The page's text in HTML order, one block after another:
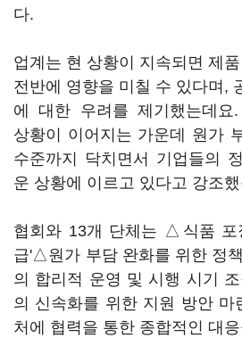
다.
업계는 현 상황이 지속되면 제
전반에 영향을 미칠 수 있다며,
에 대한 우려를 제기했는데요.
상황이 이어지는 가운데 원가
수준까지 닥치면서 기업들의
운 상황에 이르고 있다고 강조
협회와 13개 단체는 △식품 포
급'△원가 부담 완화를 위한 정
의 합리적 운영 및 시행 시기
의 신속화를 위한 지원 방안 마
처에 협력을 통한 종합적인 대